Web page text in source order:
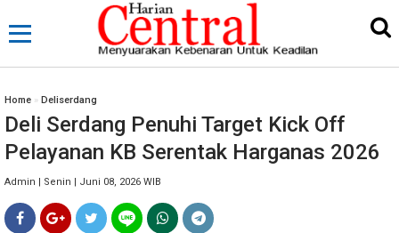
Home » Deliserdang
Deli Serdang Penuhi Target Kick Off
Pelayanan KB Serentak Harganas 2026
Admin | Senin | Juni 08, 2026 WIB